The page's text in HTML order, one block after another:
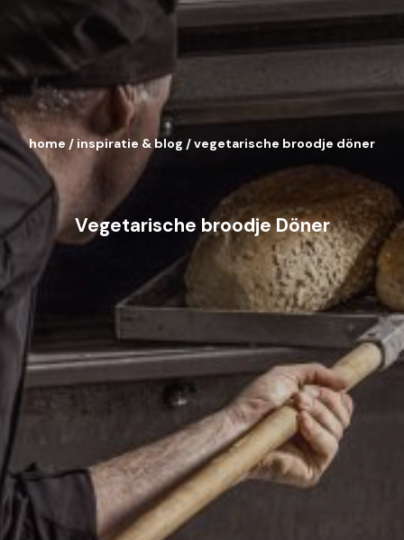
Vegetarische broodje Döner
home / inspiratie & blog /vegetarische broodje döner